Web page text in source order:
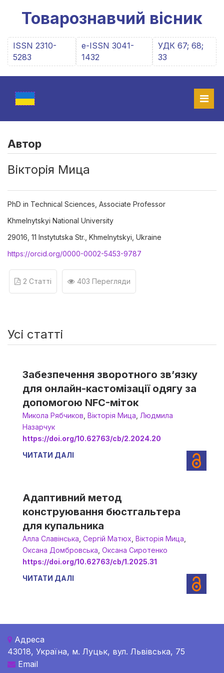
Товарознавчий вісник
ISSN 2310-
5283
e-ISSN 3041-
1432
УДК 67; 68;
33
Автор
Вікторія Мица
PhD in Technical Sciences, Associate Professor
Khmelnytskyi National University
29016, 11 Instytutska Str., Khmelnytskyi, Ukraine
https://orcid.org/0000-0002-5453-9787
2 Статті 403 Перегляди
Усі статті
Забезпечення зворотного зв’язку
для онлайн-кастомізації одягу за
допомогою NFC-міток
Микола Рябчиков Вікторія Мица Людмила
Назарчук
https://doi.org/10.62763/cb/2.2024.20
ЧИТАТИ ДАЛІ
Адаптивний метод
конструювання бюстгальтера
для купальника
Алла Славінська Сергій Матюх Вікторія Мица
Оксана Домбровська Оксана Сиротенко
https://doi.org/10.62763/cb/1.2025.31
ЧИТАТИ ДАЛІ
Адреса
43018, Україна, м. Луцьк, вул. Львівська, 75
Email